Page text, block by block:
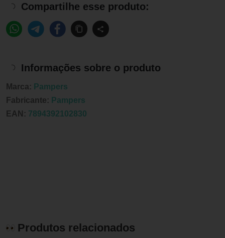
Compartilhe esse produto:
Informações sobre o produto
Marca: Pampers
Fabricante: Pampers
EAN: 7894392102830
Produtos relacionados